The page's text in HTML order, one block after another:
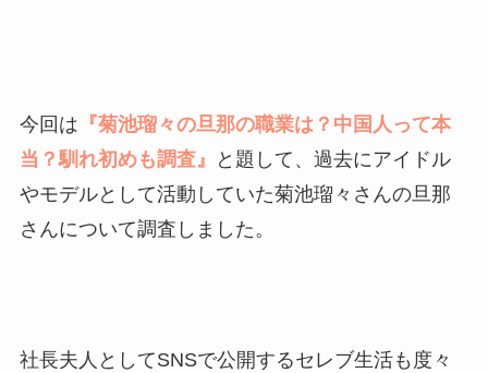
今回は 『菊池瑠々の旦那の職業は？中国人って本
当？馴れ初めも調査』
と題して、過去にアイドル
やモデルとして活動していた菊池瑠々さんの旦那
さんについて調査しました。
社長夫人としてSNSで公開するセレブ生活も度々